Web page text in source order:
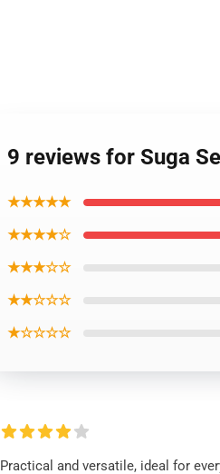
9 reviews for Suga
★★★★★
★★★★☆
★★★☆☆
★★☆☆☆
★☆☆☆☆
Practical and versatile, ideal for